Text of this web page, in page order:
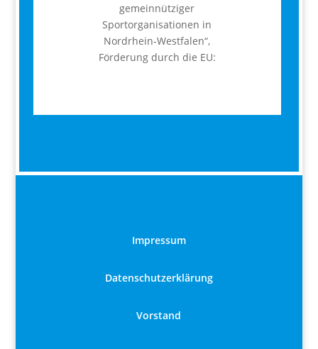
gemeinnütziger
Sportorganisationen in
Nordrhein-Westfalen“,
Förderung durch die EU:
Impressum
Datenschutzerklärung
Vorstand